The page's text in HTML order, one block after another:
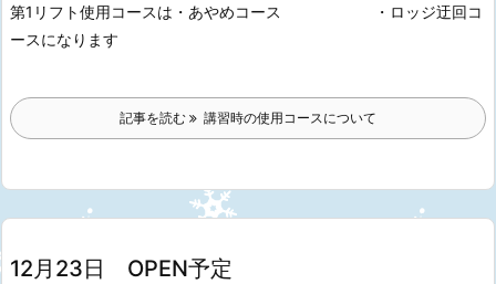
第1リフト使用コースは・あやめコース
・ロッジ迂回コ
ースになります
記事を読む 講習時の使用コースについて
12月23日 OPEN予定